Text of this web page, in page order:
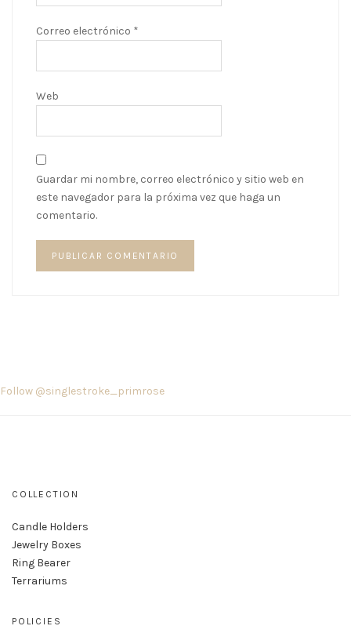
Correo electrónico *
Web
Guardar mi nombre, correo electrónico y sitio web en
este navegador para la próxima vez que haga un
comentario.
Follow @singlestroke_primrose
COLLECTION
Candle Holders
Jewelry Boxes
Ring Bearer
Terrariums
POLICIES